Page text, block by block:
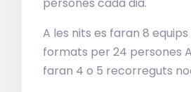
A les nits es faran 8
formats per 24 persones
faran 4 o 5 recorreguts